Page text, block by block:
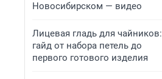
Новосибирском — видео
Лицевая гладь для чайников:
гайд от набора петель до
первого готового изделия